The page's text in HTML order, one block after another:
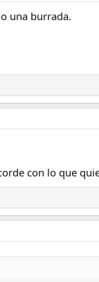
una burrada.
con lo que